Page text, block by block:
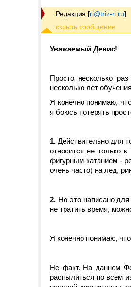
Редакция [ri@triz-ri.ru]
Уважаемый Денис!
Просто несколько
несколько лет
Я конечно понимаю,
я боюсь потерять
1. Действительно для
относится не только
фигурным катанием -
очень часто) на лед,
2. Но это написано
не тратить время,
Я конечно понимаю,
Не факт. На данном
распылиться по всем